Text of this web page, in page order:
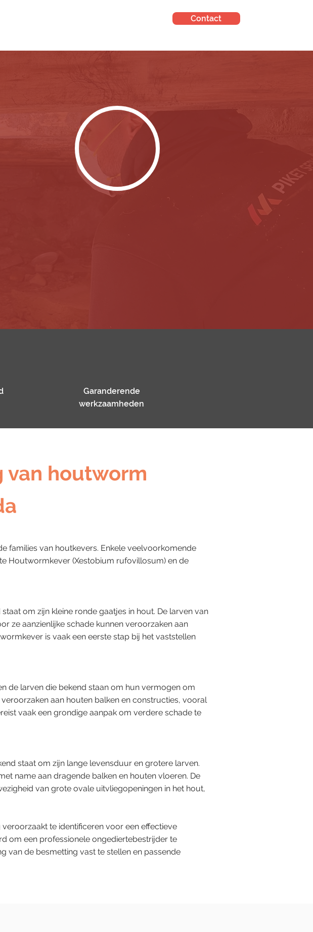
Contact
Garanderende
werkzaamheden
van houtworm
families van houtkevers. Enkele veelvoorkomende
Houtwormkever (Xestobium rufovillosum) en de
om zijn kleine ronde gaatjes in hout. De larven van
ze aanzienlijke schade kunnen veroorzaken aan
is vaak een eerste stap bij het vaststellen
de larven die bekend staan om hun vermogen om
aan houten balken en constructies, vooral
vaak een grondige aanpak om verdere schade te
staat om zijn lange levensduur en grotere larven.
name aan dragende balken en houten vloeren. De
van grote ovale uitvliegopeningen in het hout,
te identificeren voor een effectieve
om een professionele ongediertebestrijder te
van de besmetting vast te stellen en passende